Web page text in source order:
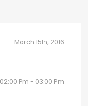
March 15th, 2016
02:00 Pm - 03:00 Pm